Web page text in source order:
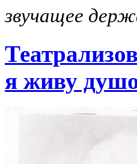
звучащее
я живу